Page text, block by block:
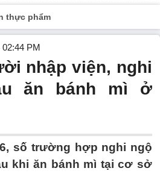
thực phẩm
02:44 PM
nhập viện, nghi
ăn bánh mì ở
số trường hợp nghi ngộ
khi ăn bánh mì tại cơ sở